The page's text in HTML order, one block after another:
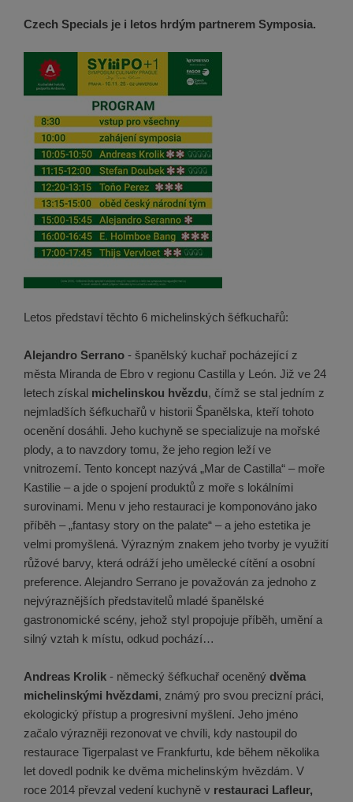
Czech Specials je i letos hrdým partnerem Symposia.
Letos představí těchto 6 michelinských šéfkuchařů:
Alejandro Serrano - španělský kuchař pocházející z
města Miranda de Ebro v regionu Castilla y León. Již ve 24
letech získal michelinskou hvězdu, čímž se stal jedním z
nejmladších šéfkuchařů v historii Španělska, kteří tohoto
ocenění dosáhli. Jeho kuchyně se specializuje na mořské
plody, a to navzdory tomu, že jeho region leží ve
vnitrozemí. Tento koncept nazývá „Mar de Castilla“ – moře
Kastilie – a jde o spojení produktů z moře s lokálními
surovinami. Menu v jeho restauraci je komponováno jako
příběh – „fantasy story on the palate“ – a jeho estetika je
velmi promyšlená. Výrazným znakem jeho tvorby je využití
růžové barvy, která odráží jeho umělecké cítění a osobní
preference. Alejandro Serrano je považován za jednoho z
nejvýraznějších představitelů mladé španělské
gastronomické scény, jehož styl propojuje příběh, umění a
silný vztah k místu, odkud pochází…
Andreas Krolik - německý šéfkuchař oceněný dvěma
michelinskými hvězdami, známý pro svou precizní práci,
ekologický přístup a progresivní myšlení. Jeho jméno
začalo výrazněji rezonovat ve chvíli, kdy nastoupil do
restaurace Tigerpalast ve Frankfurtu, kde během několika
let dovedl podnik ke dvěma michelinským hvězdám. V
roce 2014 převzal vedení kuchyně v restauraci Lafleur,